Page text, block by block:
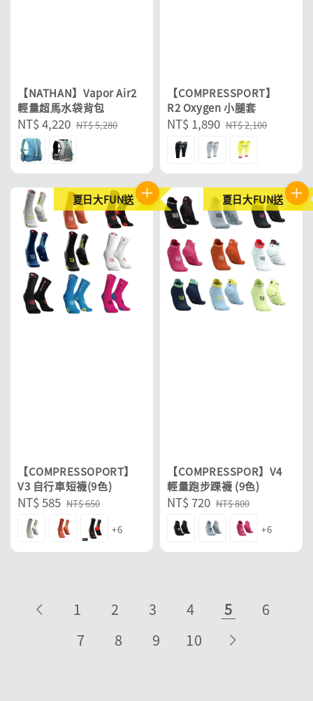
【NATHAN】Vapor Air2
輕量超馬水袋背包
Sale
price
NT$ 4,220 Regular
NT$ 5,280
【COMPRESSPORT】
R2 Oxygen 小腿套
Sale
price
NT$ 1,890 Regular
price
NT$ 2,100
夏日大FUN送
【COMPRESSOPORT】
V3 自行車短襪(9色)
Sale
price
NT$ 585 Regular
price
NT$ 650
+6
夏日大FUN送
【COMPRESSPOR】V4
輕量跑步踝襪 (9色)
Sale
price
NT$ 720 Regular
price
NT$ 800
+6
1 2 3 4 5
6
7
8 9 10